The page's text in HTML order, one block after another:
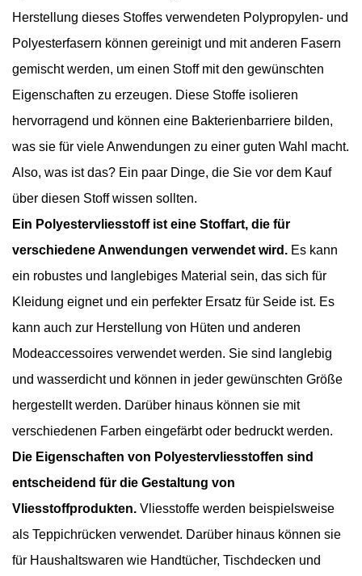
Herstellung dieses Stoffes verwendeten Polypropylen- und
Polyesterfasern können gereinigt und mit anderen Fasern
gemischt werden, um einen Stoff mit den gewünschten
Eigenschaften zu erzeugen. Diese Stoffe isolieren
hervorragend und können eine Bakterienbarriere bilden,
was sie für viele Anwendungen zu einer guten Wahl macht.
Also, was ist das? Ein paar Dinge, die Sie vor dem Kauf
über diesen Stoff wissen sollten.
Ein Polyestervliesstoff ist eine Stoffart, die für
verschiedene Anwendungen verwendet wird. Es kann
ein robustes und langlebiges Material sein, das sich für
Kleidung eignet und ein perfekter Ersatz für Seide ist. Es
kann auch zur Herstellung von Hüten und anderen
Modeaccessoires verwendet werden. Sie sind langlebig
und wasserdicht und können in jeder gewünschten Größe
hergestellt werden. Darüber hinaus können sie mit
verschiedenen Farben eingefärbt oder bedruckt werden.
Die Eigenschaften von Polyestervliesstoffen sind
entscheidend für die Gestaltung von
Vliesstoffprodukten. Vliesstoffe werden beispielsweise
als Teppichrücken verwendet. Darüber hinaus können sie
für Haushaltswaren wie Handtücher, Tischdecken und